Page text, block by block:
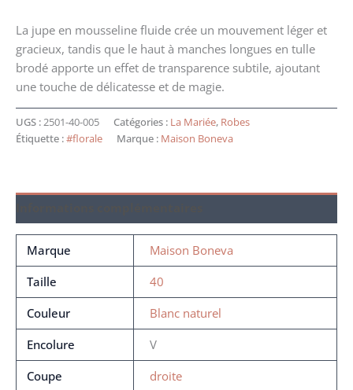
La jupe en mousseline fluide crée un mouvement léger et
gracieux, tandis que le haut à manches longues en tulle
brodé apporte un effet de transparence subtile, ajoutant
une touche de délicatesse et de magie.
UGS :2501-40-005 Catégories : La Mariée, Robes
Étiquette :#florale Marque : Maison Boneva
Marque
Maison Boneva
Taille
40
Couleur
Blanc naturel
Encolure
V
Coupe
droite